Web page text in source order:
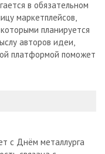
в обязательном
маркетплейсов,
планируется
авторов идеи,
платформой поможет
с Днём металлурга